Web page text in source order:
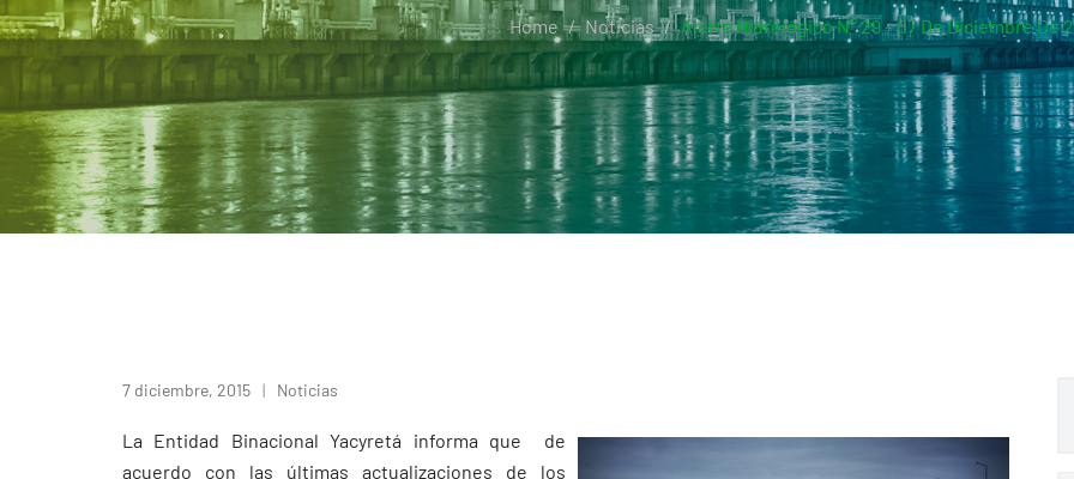
Home Noticias Alerta Hidrológico N° 29 – 07 De Diciembre De
7 diciembre, 2015 Noticias
La Entidad Binacional Yacyretá informa que de
acuerdo con las últimas actualizaciones de los